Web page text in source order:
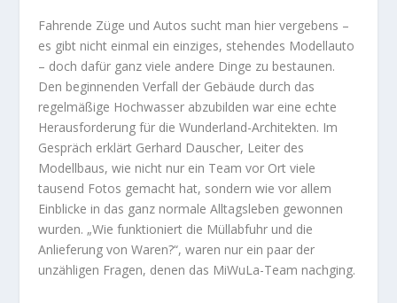
Fahrende Züge und Autos sucht man hier vergebens –
es gibt nicht einmal ein einziges, stehendes Modellauto
– doch dafür ganz viele andere Dinge zu bestaunen.
Den beginnenden Verfall der Gebäude durch das
regelmäßige Hochwasser abzubilden war eine echte
Herausforderung für die Wunderland-Architekten. Im
Gespräch erklärt Gerhard Dauscher, Leiter des
Modellbaus, wie nicht nur ein Team vor Ort viele
tausend Fotos gemacht hat, sondern wie vor allem
Einblicke in das ganz normale Alltagsleben gewonnen
wurden. „Wie funktioniert die Müllabfuhr und die
Anlieferung von Waren?“, waren nur ein paar der
unzähligen Fragen, denen das MiWuLa-Team nachging.